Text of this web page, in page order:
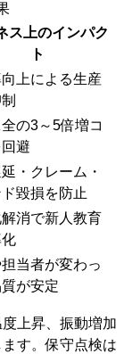
ス上のインパク
ト
上による生産
の3～5倍増コ
避
・クレーム・
毀損を防止
消で新人教育
当者が変わっ
が安定
上昇、振動増加
す。保守点検は